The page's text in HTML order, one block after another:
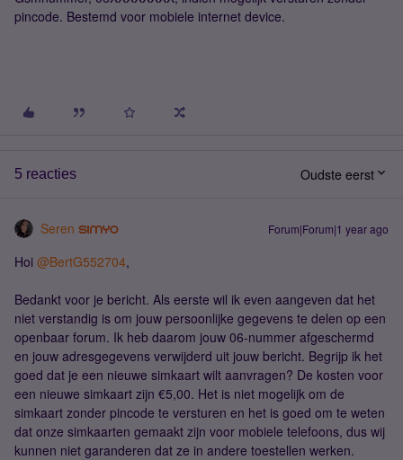
pincode. Bestemd voor mobiele internet device.
5 reacties Oudste eerst
Seren Forum|Forum|1 year ago
Hoi ​ @BertG552704,
Bedankt voor je bericht. Als eerste wil ik even aangeven dat het
niet verstandig is om jouw persoonlijke gegevens te delen op een
openbaar forum. Ik heb daarom jouw 06-nummer afgeschermd
en jouw adresgegevens verwijderd uit jouw bericht. Begrijp ik het
goed dat je een nieuwe simkaart wilt aanvragen? De kosten voor
een nieuwe simkaart zijn €5,00. Het is niet mogelijk om de
simkaart zonder pincode te versturen en het is goed om te weten
dat onze simkaarten gemaakt zijn voor mobiele telefoons, dus wij
kunnen niet garanderen dat ze in andere toestellen werken.